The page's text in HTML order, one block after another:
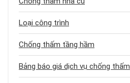
Loại công trình
Chống thấm tầng hầm
Bảng báo giá dịch vụ chống thấm